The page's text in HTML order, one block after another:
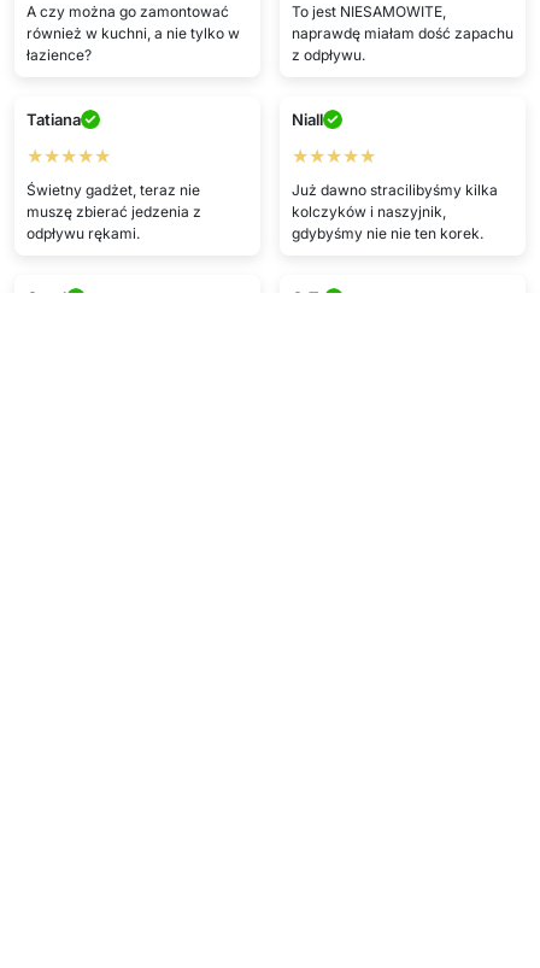
A czy można go zamontować
również w kuchni, a nie tylko w
łazience?
To jest NIESAMOWITE,
naprawdę miałam dość zapachu
z odpływu.
Tatiana
★★★★★
Świetny gadżet, teraz nie
muszę zbierać jedzenia z
odpływu rękami.
Niall
★★★★★
Już dawno stracilibyśmy kilka
kolczyków i naszyjnik,
gdybyśmy nie nie ten korek.
Carol C.T.